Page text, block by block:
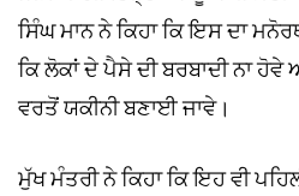
ਸਿੰਘ ਮਾਨ ਨੇ ਕਿਹਾ ਕਿ ਇਸ ਦਾ
ਕਿ ਲੋਕਾਂ ਦੇ ਪੈਸੇ ਦੀ ਬਰਬਾਦੀ ਨਾ
ਵਰਤੋਂ ਯਕੀਨੀ ਬਣਾਈ ਜਾਵੇ।
ਮੁੱਖ ਮੰਤਰੀ ਨੇ ਕਿਹਾ ਕਿ ਇਹ ਵੀ